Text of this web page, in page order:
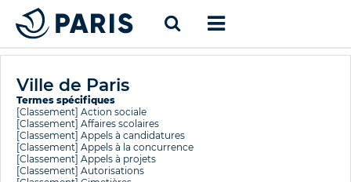
Ville de Paris
Termes spécifiques
[Classement] Action sociale
[Classement] Affaires scolaires
[Classement] Appels à candidatures
[Classement] Appels à la concurrence
[Classement] Appels à projets
[Classement] Autorisations